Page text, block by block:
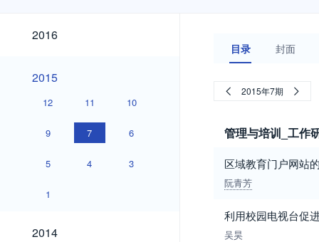
2016
2016
2015
2015
12 11 10
9 7 6
5 4 3
1
2014
2014
目录 封面
2015年7期
管理与培训_工作
区域教育门户网站
阮青芳
利用校园电视台促
吴昊